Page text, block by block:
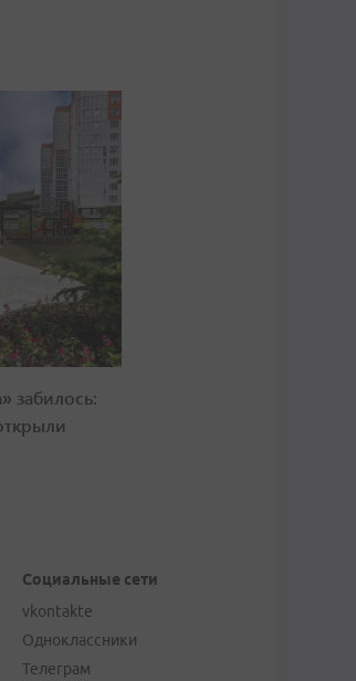
забилось:
Социальные сети
vkontakte
Одноклассники
Телеграм